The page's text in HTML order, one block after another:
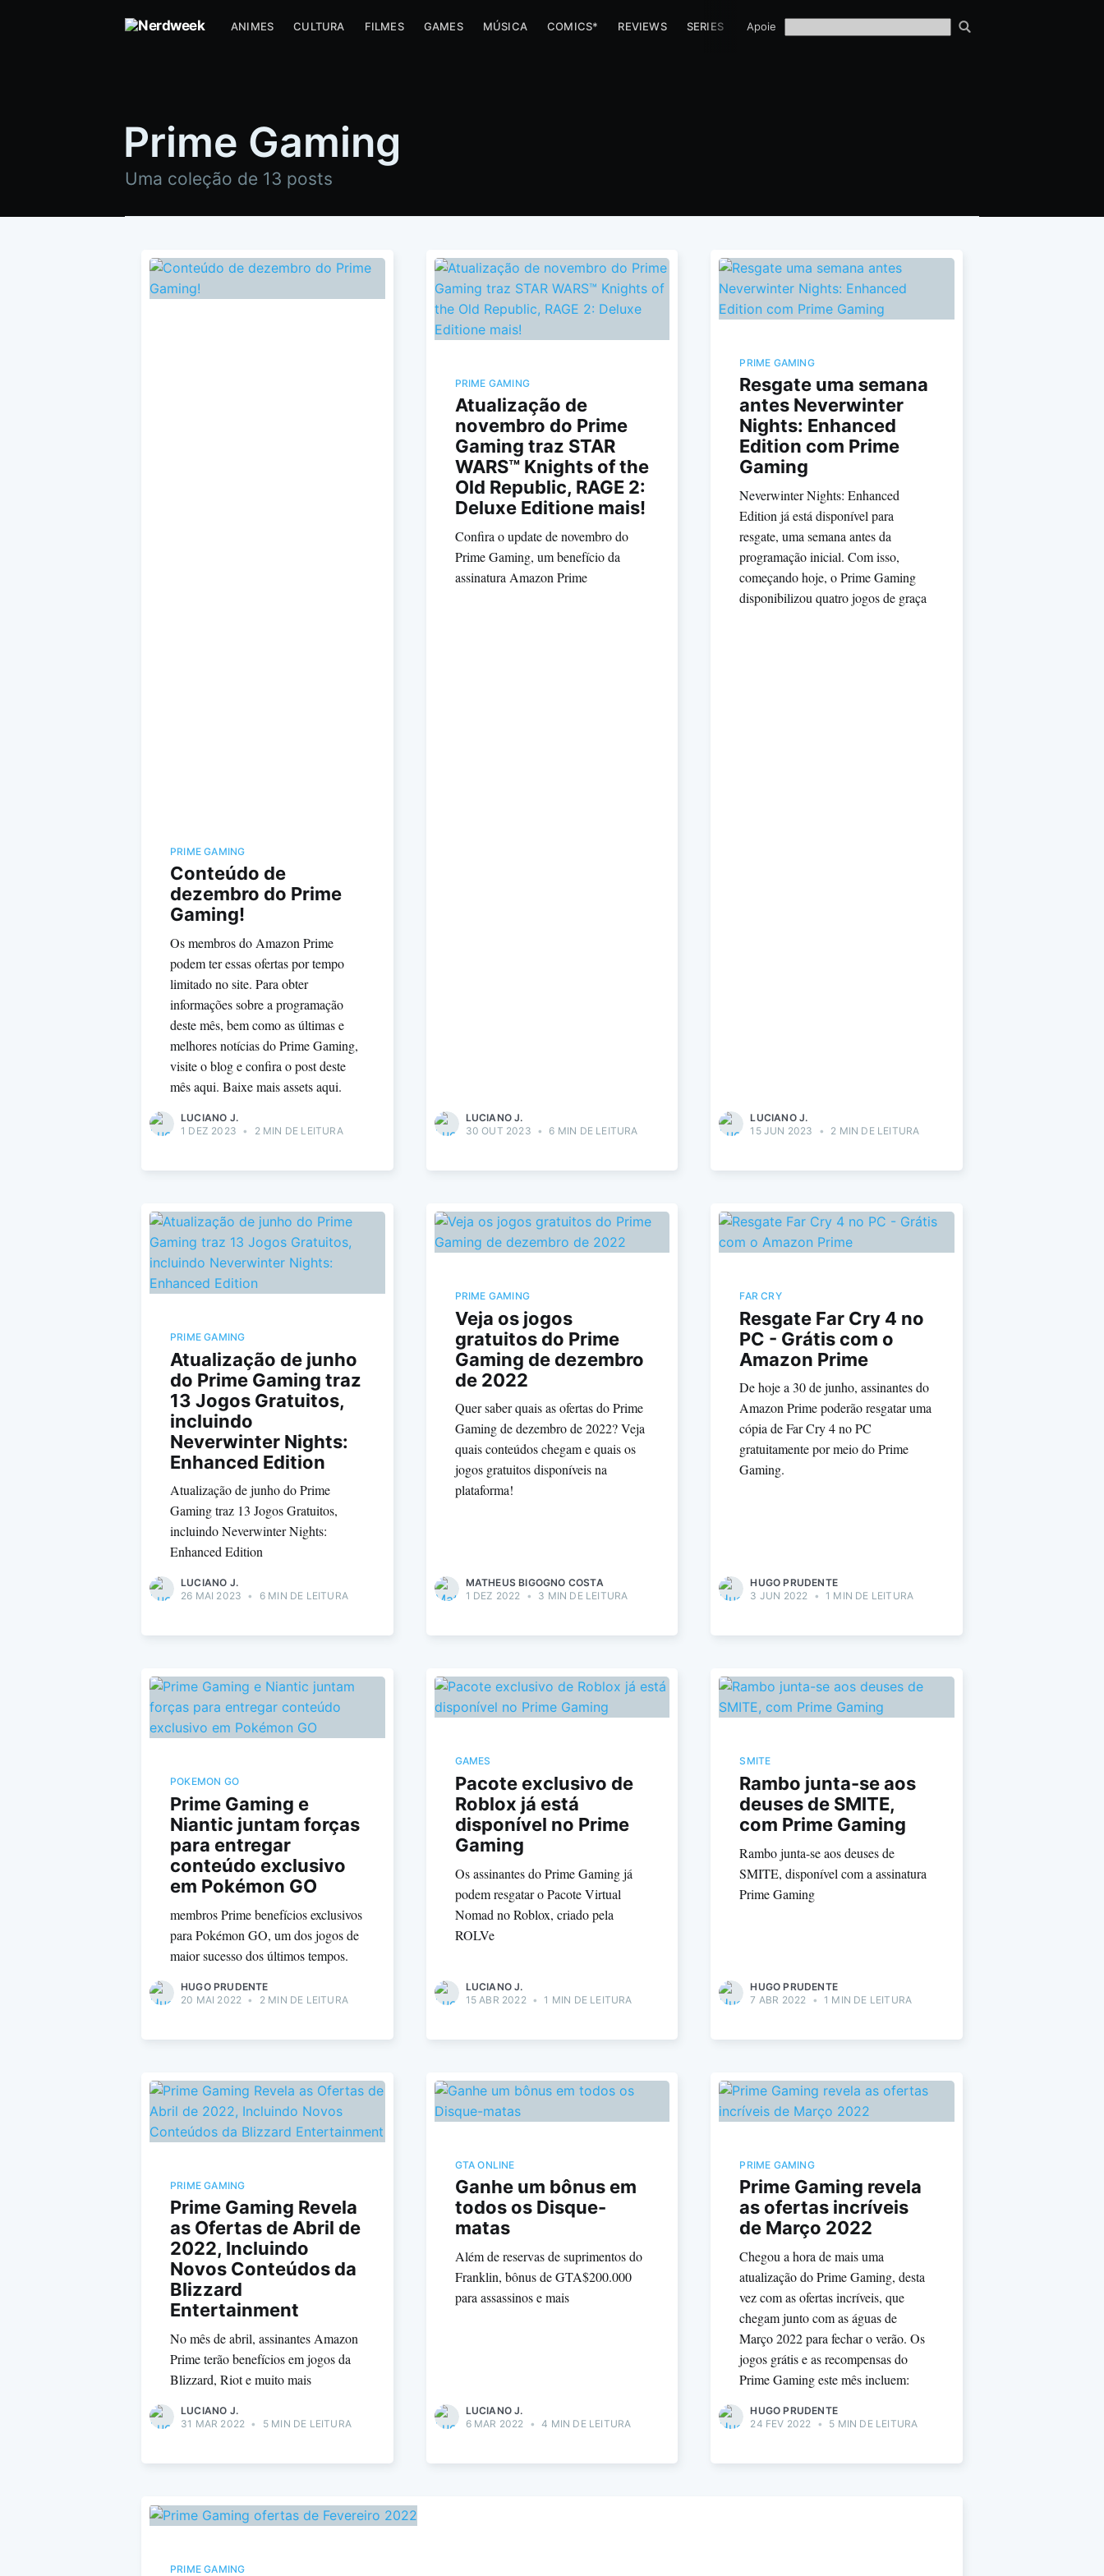
ANIMES CULTURA FILMES GAMES MÚSICA COMICS* REVIEWS SERIES TECH
Apoie
Prime Gaming
Uma coleção de 13 posts
PRIME GAMING
Conteúdo de
dezembro do Prime
Gaming!
Os membros do Amazon Prime
podem ter essas ofertas por tempo
limitado no site. Para obter
informações sobre a programação
deste mês, bem como as últimas e
melhores notícias do Prime Gaming,
visite o blog e confira o post deste
mês aqui. Baixe mais assets aqui.
LUCIANO J.
1 DEZ 2023 • 2 MIN DE LEITURA
PRIME GAMING
Atualização de
novembro do Prime
Gaming traz STAR
WARS™ Knights of the
Old Republic, RAGE 2:
Deluxe Editione mais!
Confira o update de novembro do
Prime Gaming, um benefício da
assinatura Amazon Prime
LUCIANO J.
30 OUT 2023 • 6 MIN DE LEITURA
PRIME GAMING
Resgate uma semana
antes Neverwinter
Nights: Enhanced
Edition com Prime
Gaming
Neverwinter Nights: Enhanced
Edition já está disponível para
resgate, uma semana antes da
programação inicial. Com isso,
começando hoje, o Prime Gaming
disponibilizou quatro jogos de graça
LUCIANO J.
15 JUN 2023
• 2 MIN DE LEITURA
PRIME GAMING
Atualização de junho
do Prime Gaming traz
13 Jogos Gratuitos,
incluindo
Neverwinter Nights:
Enhanced Edition
Atualização de junho do Prime
Gaming traz 13 Jogos Gratuitos,
incluindo Neverwinter Nights:
Enhanced Edition
LUCIANO J.
26 MAI 2023 • 6 MIN DE LEITURA
PRIME GAMING
Veja os jogos
gratuitos do Prime
Gaming de dezembro
de 2022
Quer saber quais as ofertas do Prime
Gaming de dezembro de 2022? Veja
quais conteúdos chegam e quais os
jogos gratuitos disponíveis na
plataforma!
MATHEUS BIGOGNO COSTA
1 DEZ 2022 • 3 MIN DE LEITURA
FAR CRY
Resgate Far Cry 4 no
PC - Grátis com o
Amazon Prime
De hoje a 30 de junho, assinantes do
Amazon Prime poderão resgatar uma
cópia de Far Cry 4 no PC
gratuitamente por meio do Prime
Gaming.
HUGO PRUDENTE
3 JUN 2022 • 1 MIN DE LEITURA
POKEMON GO
Prime Gaming e
Niantic juntam forças
para entregar
conteúdo exclusivo
em Pokémon GO
membros Prime benefícios exclusivos
para Pokémon GO, um dos jogos de
maior sucesso dos últimos tempos.
HUGO PRUDENTE
20 MAI 2022 • 2 MIN DE LEITURA
GAMES
Pacote exclusivo de
Roblox já está
disponível no Prime
Gaming
Os assinantes do Prime Gaming já
podem resgatar o Pacote Virtual
Nomad no Roblox, criado pela
ROLVe
LUCIANO J.
15 ABR 2022 • 1 MIN DE LEITURA
SMITE
Rambo junta-se aos
deuses de SMITE,
com Prime Gaming
Rambo junta-se aos deuses de
SMITE, disponível com a assinatura
Prime Gaming
HUGO PRUDENTE
7 ABR 2022
• 1 MIN DE LEITURA
PRIME GAMING
Prime Gaming Revela
as Ofertas de Abril de
2022, Incluindo
Novos Conteúdos da
Blizzard
Entertainment
No mês de abril, assinantes Amazon
Prime terão benefícios em jogos da
Blizzard, Riot e muito mais
LUCIANO J.
31 MAR 2022 • 5 MIN DE LEITURA
GTA ONLINE
Ganhe um bônus em
todos os Disque-
matas
Além de reservas de suprimentos do
Franklin, bônus de GTA$200.000
para assassinos e mais
LUCIANO J.
6 MAR 2022
• 4 MIN DE LEITURA
PRIME GAMING
Prime Gaming revela
as ofertas incríveis
de Março 2022
Chegou a hora de mais uma
atualização do Prime Gaming, desta
vez com as ofertas incríveis, que
chegam junto com as águas de
Março 2022 para fechar o verão. Os
jogos grátis e as recompensas do
Prime Gaming este mês incluem:
HUGO PRUDENTE
24 FEV 2022
• 5 MIN DE LEITURA
PRIME GAMING